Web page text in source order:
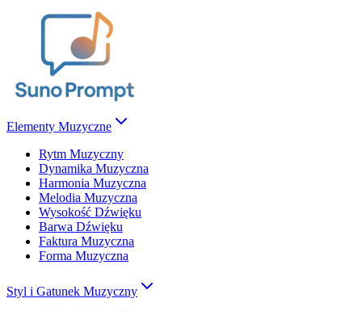
Elementy Muzyczne
Rytm Muzyczny
Dynamika Muzyczna
Harmonia Muzyczna
Melodia Muzyczna
Wysokość Dźwięku
Barwa Dźwięku
Faktura Muzyczna
Forma Muzyczna
Styl i Gatunek Muzyczny